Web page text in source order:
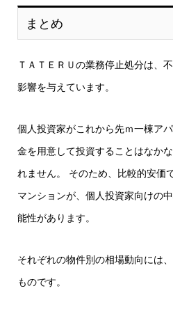
まとめ
ＴＡＴＥＲＵの業務停止処分は、
影響を与えています。
個人投資家がこれから先ｍ一棟ア
金を用意して投資することはなか
れません。 そのため、比較的安価
マンションが、個人投資家向けの
能性があります。
それぞれの物件別の相場動向には
ものです。